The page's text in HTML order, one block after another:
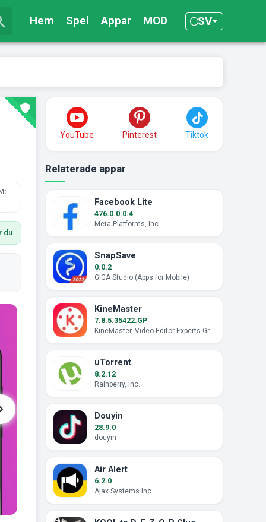
Hem Spel Appar MOD SV
du
YouTube Pinterest Tiktok
Relaterade appar
Facebook Lite
476.0.0.0.4
Meta Platforms, Inc.
SnapSave
0.0.2
GIGA Studio (Apps for Mobile)
KineMaster
7.8.5.35422.GP
KineMaster, Video Editor Experts Group
uTorrent
8.2.12
Rainberry, Inc.
Douyin
28.9.0
douyin
Air Alert
6.2.0
Ajax Systems Inc